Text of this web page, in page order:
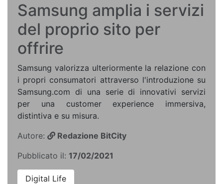
Samsung amplia i servizi
del proprio sito per
offrire
Samsung valorizza ulteriormente la relazione con
i propri consumatori attraverso l'introduzione su
Samsung.com di una serie di innovativi servizi
per una customer experience immersiva,
distintiva e su misura.
Autore:
Redazione BitCity
Pubblicato il: 17/02/2021
Digital Life